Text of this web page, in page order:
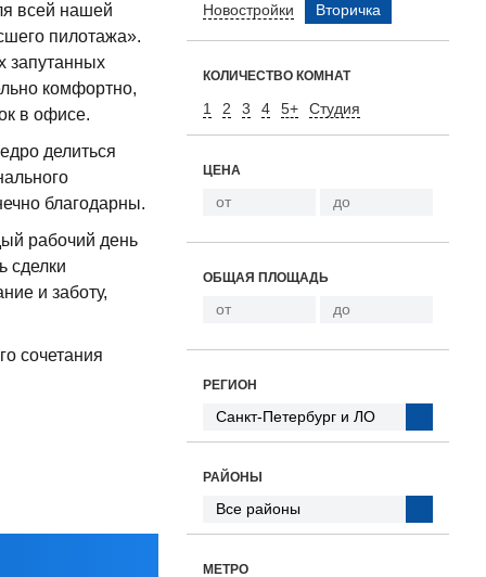
всей нашей
пилотажа».
запутанных
комфортно,
в офисе.
делиться
благодарны.
рабочий день
сделки
и заботу,
сочетания
Новостройки Вторичка
КОЛИЧЕСТВО КОМНАТ
1 2 3 4 5+ Студия
ЦЕНА
ОБЩАЯ ПЛОЩАДЬ
РЕГИОН
РАЙОНЫ
МЕТРО